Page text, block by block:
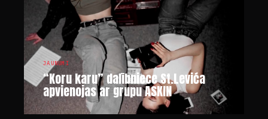
JAUNUMI
“Koru karu” dalībniece St.Levića
apvienojas ar grupu ASKIN